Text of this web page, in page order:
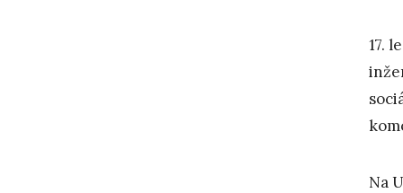
17.
Na